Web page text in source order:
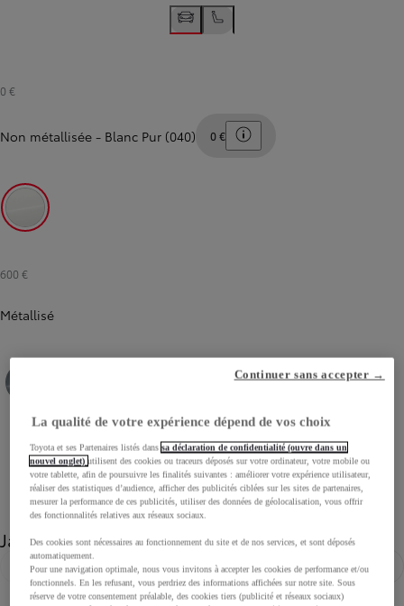
0 €
Non métallisée - Blanc Pur (040) 0 €
Blanc Pur (040)
600 €
Métallisé
Jantes
Diapositive précédente
La qualité de votre expérience dépend de vos choix
Toyota et ses Partenaires listés danssa déclaration de confidentialité (ouvre dans un
nouvel onglet) utilisent des cookies ou traceurs déposés sur votre ordinateur, votre mobile ou
votre tablette, afin de poursuivre les finalités suivantes : améliorer votre expérience utilisateur,
réaliser des statistiques d’audience, afficher des publicités ciblées sur les sites de partenaires,
mesurer la performance de ces publicités, utiliser des données de géolocalisation, vous offrir
des fonctionnalités relatives aux réseaux sociaux.
Des cookies sont nécessaires au fonctionnement du site et de nos services, et sont déposés
automatiquement.
Pour une navigation optimale, nous vous invitons à accepter les cookies de performance et/ou
fonctionnels. En les refusant, vous perdriez des informations affichées sur notre site. Sous
réserve de votre consentement préalable, des cookies tiers (publicité et réseaux sociaux)
Continuer sans accepter →